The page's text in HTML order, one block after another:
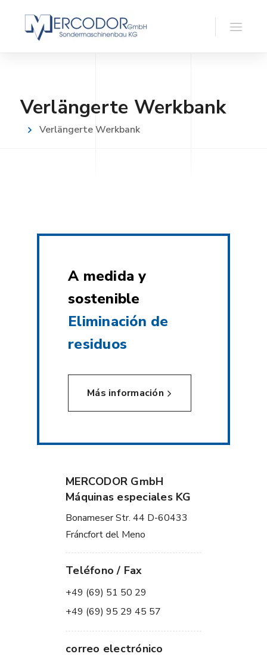
Verlängerte Werkbank
Verlängerte Werkbank
A medida y
sostenible
Eliminación de
residuos
Más información
MERCODOR GmbH
Máquinas especiales KG
Bonameser Str. 44 D-60433
Fráncfort del Meno
Teléfono / Fax
+49 (69) 51 50 29
+49 (69) 95 29 45 57
correo electrónico